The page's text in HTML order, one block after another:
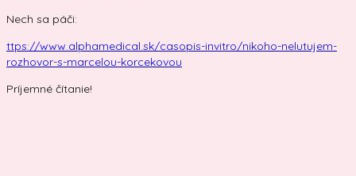
Nech sa páči:
ttps://www.alphamedical.sk/casopis-invitro/nikoho-nelutujem-
rozhovor-s-marcelou-korcekovou
Príjemné čítanie!